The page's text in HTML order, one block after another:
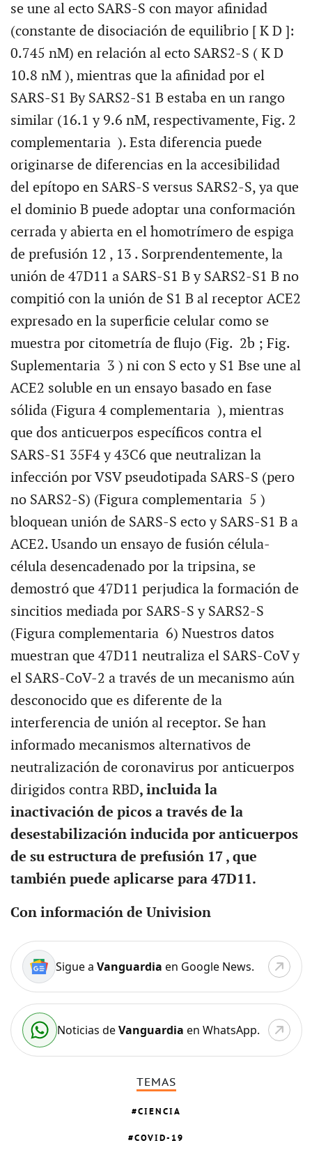
se une al ecto SARS-S con mayor afinidad
(constante de disociación de equilibrio [ K D ]:
0.745 nM) en relación al ecto SARS2-S ( K D
10.8 nM ), mientras que la afinidad por el
SARS-S1 By SARS2-S1 B estaba en un rango
similar (16.1 y 9.6 nM, respectivamente, Fig. 2
complementaria ). Esta diferencia puede
originarse de diferencias en la accesibilidad
del epítopo en SARS-S versus SARS2-S, ya que
el dominio B puede adoptar una conformación
cerrada y abierta en el homotrímero de espiga
de prefusión 12 , 13 . Sorprendentemente, la
unión de 47D11 a SARS-S1 B y SARS2-S1 B no
compitió con la unión de S1 B al receptor ACE2
expresado en la superficie celular como se
muestra por citometría de flujo (Fig. 2b ; Fig.
Suplementaria 3 ) ni con S ecto y S1 Bse une al
ACE2 soluble en un ensayo basado en fase
sólida (Figura 4 complementaria ), mientras
que dos anticuerpos específicos contra el
SARS-S1 35F4 y 43C6 que neutralizan la
infección por VSV pseudotipada SARS-S (pero
no SARS2-S) (Figura complementaria 5 )
bloquean unión de SARS-S ecto y SARS-S1 B a
ACE2. Usando un ensayo de fusión célula-
célula desencadenado por la tripsina, se
demostró que 47D11 perjudica la formación de
sincitios mediada por SARS-S y SARS2-S
(Figura complementaria 6) Nuestros datos
muestran que 47D11 neutraliza el SARS-CoV y
el SARS-CoV-2 a través de un mecanismo aún
desconocido que es diferente de la
interferencia de unión al receptor. Se han
informado mecanismos alternativos de
neutralización de coronavirus por anticuerpos
dirigidos contra RBD, incluida la
inactivación de picos a través de la
desestabilización inducida por anticuerpos
de su estructura de prefusión 17 , que
también puede aplicarse para 47D11.
Con información de Univision
Sigue a Vanguardia en Google News.
Noticias deVanguardia en WhatsApp.
TEMAS
CIENCIA
COVID-19